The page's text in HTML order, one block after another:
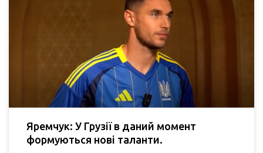
Яремчук: У Грузії в даний момент
формуються нові таланти.